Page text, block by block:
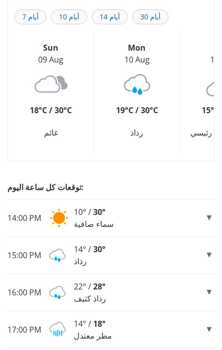
7 أيام 10 أيام 14 أيام 30 أيام
Sun
09 Aug
18°C / 30°C
غائم
Mon
10 Aug
19°C / 30°C
رذاذ
11
15°C
رئيسي
توقعات كل ساعة اليوم:
14:00 PM
10° /30°
سماء صافية
15:00 PM
14° /30°
رذاذ
16:00 PM
22° /28°
رذاذ كثيف
17:00 PM
14° / 18°
مطر معتدل